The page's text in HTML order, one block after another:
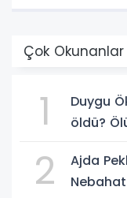
Çok Okunanlar
1
Duygu
öldü?
2
Ajda